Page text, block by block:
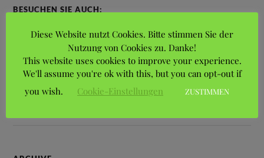
BESUCHEN SIE AUCH:
Bezirksverband Hannover der Kleingärtner
Stadtbezirksportal Vahrenwald-List
Landesverband Braunschweig der Gartenfreunde e.V.
Diese Website nutzt Cookies. Bitte stimmen Sie der
Nutzung von Cookies zu. Danke!
This website uses cookies to improve your experience.
We'll assume you're ok with this, but you can opt-out if
you wish.
Cookie-Einstellungen ZUSTIMMEN